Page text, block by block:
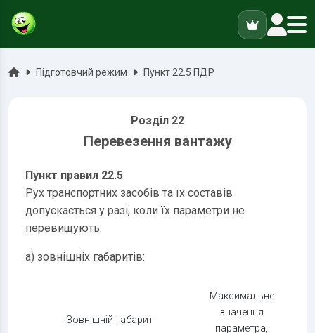
ГоловнаПідготовчий режим Пункт 22.5 ПДР
Розділ 22
Перевезення вантажу
Пункт правил 22.5
Рух транспортних засобів та їх составів
допускається у разі, коли їх параметри не
перевищують:
а) зовнішніх габаритів:
Зовнішній габарит
Максимальне
значення
параметра,